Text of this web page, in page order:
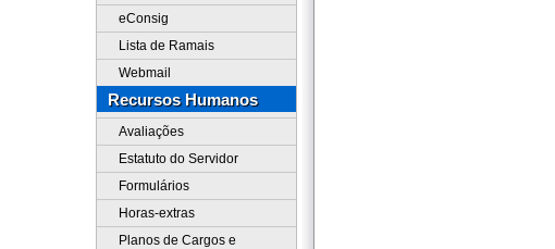
eConsig
Lista de Ramais
Webmail
Recursos Humanos
Avaliações
Estatuto do Servidor
Formulários
Horas-extras
Planos de Cargos e